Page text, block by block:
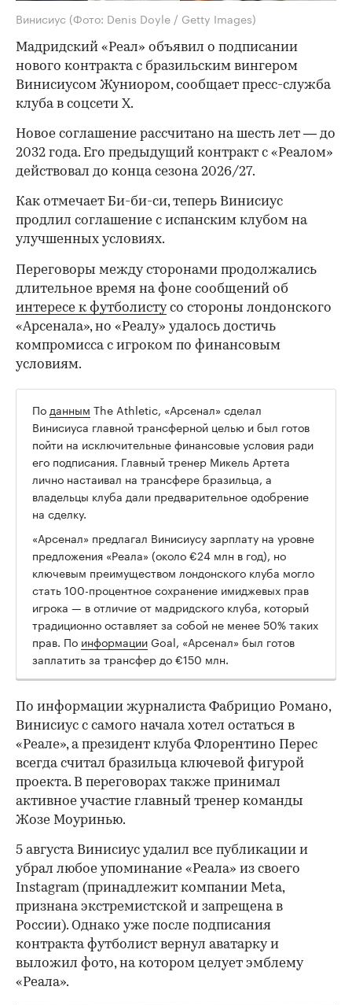
Винисиус (Фото: Denis Doyle / Getty Images)
Мадридский «Реал» объявил о подписании
нового контракта с бразильским вингером
Винисиусом Жуниором, сообщает пресс-служба
клуба в соцсети X.
Новое соглашение рассчитано на шесть лет — до
2032 года. Его предыдущий контракт с «Реалом»
действовал до конца сезона 2026/27.
Как отмечает Би-би-си, теперь Винисиус
продлил соглашение с испанским клубом на
улучшенных условиях.
/
Переговоры между сторонами продолжались
длительное время на фоне сообщений об
интересе к футболистусо стороны лондонского
«Арсенала», но «Реалу» удалось достичь
компромисса с игроком по финансовым
условиям.
По данным The Athletic, «Арсенал» сделал
Винисиуса главной трансферной целью и был готов
пойти на исключительные финансовые условия ради
его подписания. Главный тренер Микель Артета
лично настаивал на трансфере бразильца, а
владельцы клуба дали предварительное одобрение
на сделку.
«Арсенал» предлагал Винисиусу зарплату на уровне
предложения «Реала» (около €24 млн в год), но
ключевым преимуществом лондонского клуба могло
стать 100-процентное сохранение имиджевых прав
игрока — в отличие от мадридского клуба, который
традиционно оставляет за собой не менее 50% таких
прав. По информацииGoal, «Арсенал» был готов
заплатить за трансфер до €150 млн.
По информации журналиста Фабрицио Романо,
Винисиус с самого начала хотел остаться в
«Реале», а президент клуба Флорентино Перес
всегда считал бразильца ключевой фигурой
проекта. В переговорах также принимал
активное участие главный тренер команды
Жозе Моуринью.
5 августа Винисиус удалил все публикации и
убрал любое упоминание «Реала» из своего
Instagram (принадлежит компании Meta,
признана экстремистской и запрещена в
России). Однако уже после подписания
контракта футболист вернул аватарку и
выложил фото, на котором целует эмблему
«Реала».